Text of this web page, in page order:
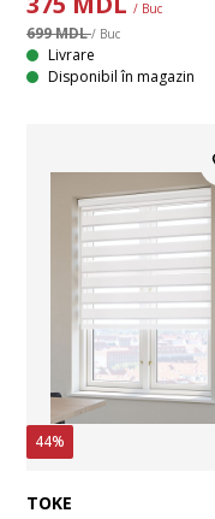
/ Buc
699 MDL/ Buc
Livrare
Disponibil în magazin
44%
TOKE